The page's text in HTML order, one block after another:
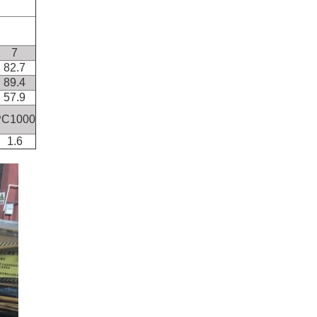
7
82.7
89.4
57.9
1.6